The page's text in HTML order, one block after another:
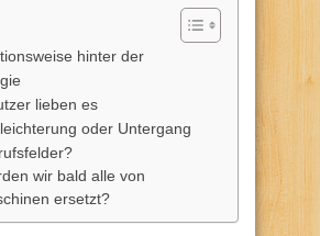
hinter der
lieben es
oder Untergang
wir bald alle von
ersetzt?